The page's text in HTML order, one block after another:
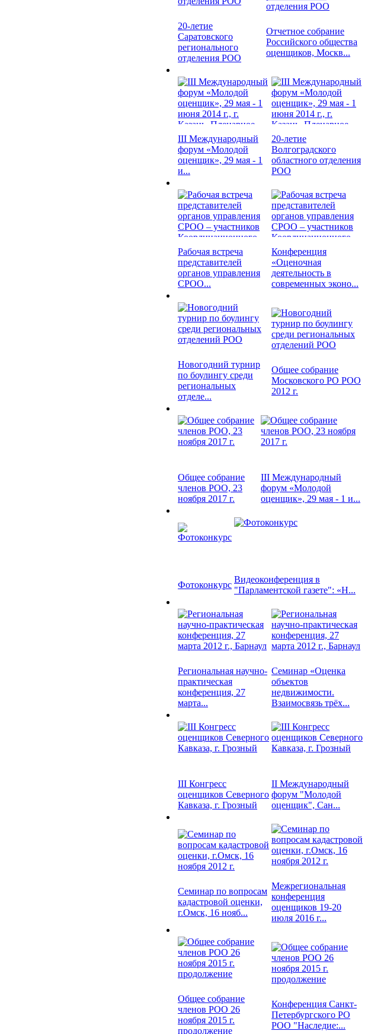
20-летие
Саратовского
регионального
отделения РОО
Отчетное собрание
Российского общества
оценщиков, Москв...
III Международный
форум «Молодой
оценщик», 29 мая - 1
и...
20-летие
Волгоградского
областного отделения
РОО
Рабочая встреча
представителей
органов управления
СРОО...
Конференция
«Оценочная
деятельность в
современных эконо...
Новогодний турнир
по боулингу среди
региональных
отделе...
Общее собрание
Московского РО РОО
2012 г.
Общее собрание
членов РОО, 23
ноября 2017 г.
III Международный
форум «Молодой
оценщик», 29 мая - 1 и...
Фотоконкурс
Видеоконференция в
"Парламентской газете": «Н...
Региональная научно-
практическая
конференция, 27
марта...
Семинар «Оценка
объектов
недвижимости.
Взаимосвязь трёх...
III Конгресс
оценщиков Северного
Кавказа, г. Грозный
II Международный
форум "Молодой
оценщик", Сан...
Семинар по вопросам
кадастровой оценки,
г.Омск, 16 нояб...
Межрегиональная
конференция
оценщиков 19-20
июля 2016 г...
Общее собрание
членов РОО 26
ноября 2015 г.
продолжение
Конференция Санкт-
Петербургского РО
РОО "Наследие:...